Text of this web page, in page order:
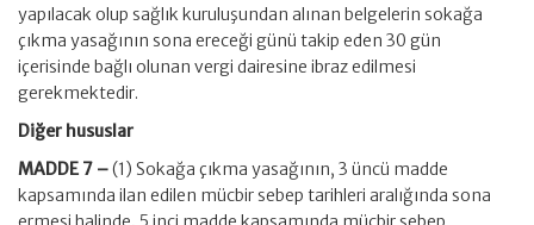
yapılacak olup sağlık kuruluşundan alınan belgelerin sokağa
çıkma yasağının sona ereceği günü takip eden 30 gün
içerisinde bağlı olunan vergi dairesine ibraz edilmesi
gerekmektedir.
Diğer hususlar
MADDE 7 –(1) Sokağa çıkma yasağının, 3 üncü madde
kapsamında ilan edilen mücbir sebep tarihleri aralığında sona